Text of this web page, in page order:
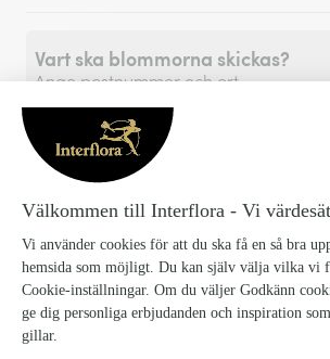
Vart ska blommorna skickas?
Ange postnummer och ort
Postnummer eller stad
Vill du skicka blommor utomlands?
Lägg till i varukorgen